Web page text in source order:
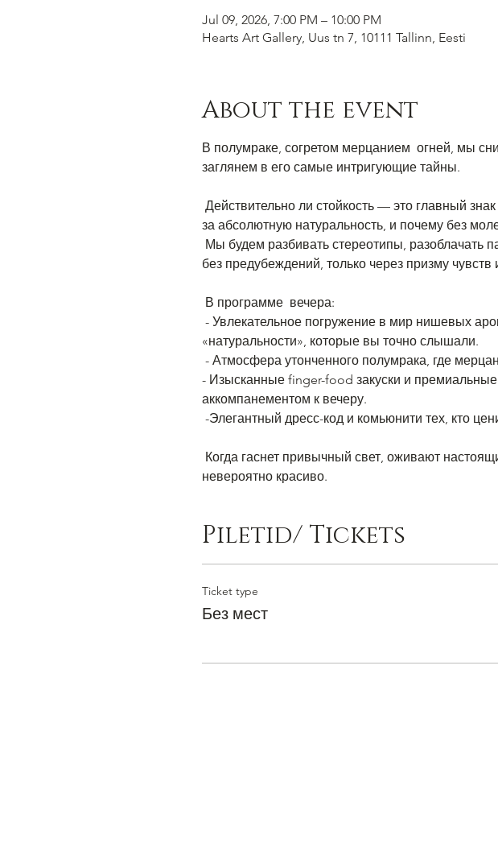
Jul 09, 2026, 7:00 PM – 10:00 PM
Hearts Art Gallery, Uus tn 7, 10111 Tallinn, Eesti
About the event
В полумраке, согретом мерцанием  огней, мы
заглянем в его самые интригующие тайны.
за абсолютную натуральность, и почему без
без предубеждений, только через призму чувств
В программе  вечера:
«натуральности», которые вы точно слышали.
-​ Атмосфера утонченного полумрака, где
-​ Изысканные finger-food закуски и
аккомпанементом к вечеру.
-​Элегантный дресс-код и комьюнити тех, кто
невероятно красиво.
Piletid/ Tickets
Ticket type
Без мест